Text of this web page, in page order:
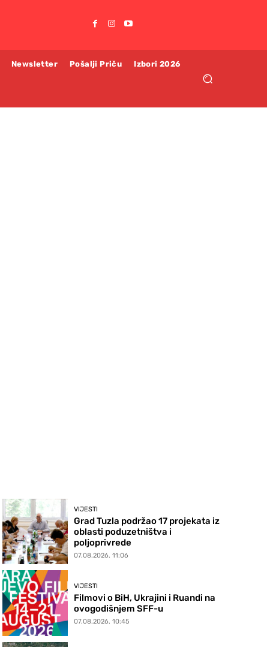
Newsletter Pošalji Priču Izbori 2026
VIJESTI
Grad Tuzla podržao 17 projekata iz
oblasti poduzetništva i
poljoprivrede
07.08.2026. 11:06
VIJESTI
Filmovi o BiH, Ukrajini i Ruandi na
ovogodišnjem SFF-u
07.08.2026. 10:45